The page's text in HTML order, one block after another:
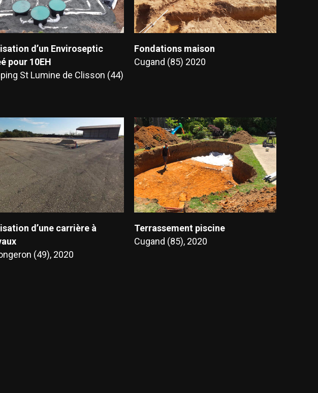
d’un Enviroseptic
pour 10EH
St Lumine de Clisson (44)
Fondations maison
Cugand (85) 2020
d’une carrière à
(49), 2020
Terrassement piscine
Cugand (85), 2020